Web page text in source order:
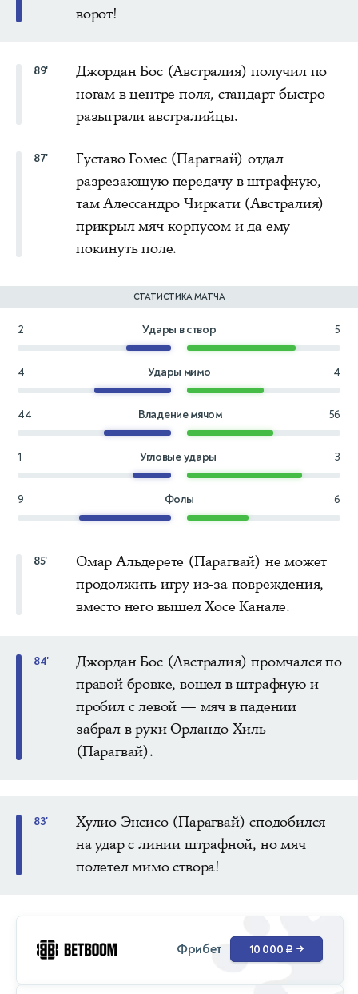
ворот!
89'
Джордан Бос (Австралия) получил по
ногам в центре поля, стандарт быстро
разыграли австралийцы.
87'
Густаво Гомес (Парагвай) отдал
разрезающую передачу в штрафную,
там Алессандро Чиркати (Австралия)
прикрыл мяч корпусом и да ему
покинуть поле.
СТАТИСТИКА МАТЧА
2 Удары в створ 5
4 Удары мимо 4
44 Владение мячом 56
1 Угловые удары 3
9 Фолы 6
85'
Омар Альдерете (Парагвай) не может
продолжить игру из-за повреждения,
вместо него вышел Хосе Канале.
84'
Джордан Бос (Австралия) промчался по
правой бровке, вошел в штрафную и
пробил с левой — мяч в падении
забрал в руки Орландо Хиль
(Парагвай).
83'
Хулио Энсисо (Парагвай) сподобился
на удар с линии штрафной, но мяч
полетел мимо створа!
Фрибет 10 000 ₽ →